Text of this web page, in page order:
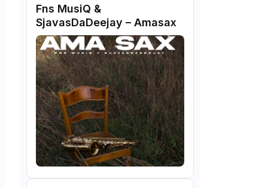
Fns MusiQ &
SjavasDaDeejay – Amasax